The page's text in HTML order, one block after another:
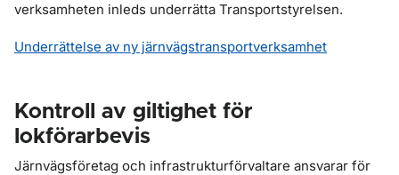
verksamheten inleds underrätta Transportstyrelsen.
Underrättelse av ny järnvägstransportverksamhet
Kontroll av giltighet för
lokförarbevis
Järnvägsföretag och infrastrukturförvaltare ansvarar för